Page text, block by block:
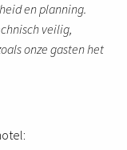
en planning.
veilig,
onze gasten het